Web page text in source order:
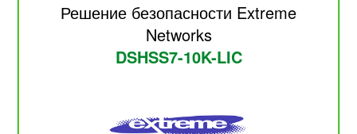
Решение безопасности Extreme
Networks
DSHSS7-10K-LIC